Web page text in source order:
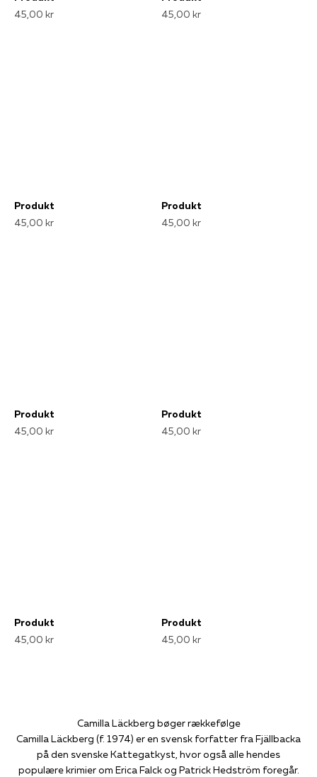
45,00 kr
45,00 kr
Produkt
45,00 kr
Produkt
45,00 kr
Produkt
45,00 kr
Produkt
45,00 kr
Produkt
45,00 kr
Produkt
45,00 kr
Camilla Läckberg bøger rækkefølge
Camilla Läckberg (f. 1974) er en svensk forfatter fra Fjällbacka
på den svenske Kattegatkyst, hvor også alle hendes
populære krimier om Erica Falck og Patrick Hedström foregår.